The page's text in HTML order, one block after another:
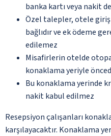
banka kartı veya nakit
Özel talepler, otele giriş
bağlıdır ve ek ödeme
edilemez
Misafirlerin otelde
konaklama yeriyle
Bu konaklama yerinde
nakit kabul edilmez
Resepsiyon çalışanları
karşılayacaktır. Konaklama